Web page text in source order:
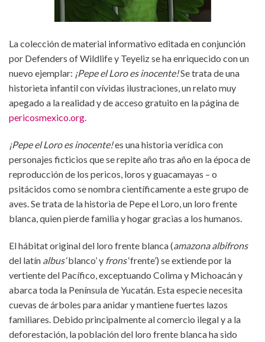
La colección de material informativo editada en conjunción
por Defenders of Wildlife y Teyeliz se ha enriquecido con un
nuevo ejemplar: ¡Pepe el Loro es inocente!Se trata de una
historieta infantil con vívidas ilustraciones, un relato muy
apegado a la realidad y de acceso gratuito en la página de
pericosmexico.org.
¡Pepe el Loro es inocente!es una historia verídica con
personajes ficticios que se repite año tras año en la época de
reproducción de los pericos, loros y guacamayas – o
psitácidos como se nombra científicamente a este grupo de
aves. Se trata de la historia de Pepe el Loro, un loro frente
blanca, quien pierde familia y hogar gracias a los humanos.
El hábitat original del loro frente blanca (amazona albifrons
del latín albus‘blanco’ y frons‘frente’) se extiende por la
vertiente del Pacífico, exceptuando Colima y Michoacán y
abarca toda la Península de Yucatán. Esta especie necesita
cuevas de árboles para anidar y mantiene fuertes lazos
familiares. Debido principalmente al comercio ilegal y a la
deforestación, la población del loro frente blanca ha sido